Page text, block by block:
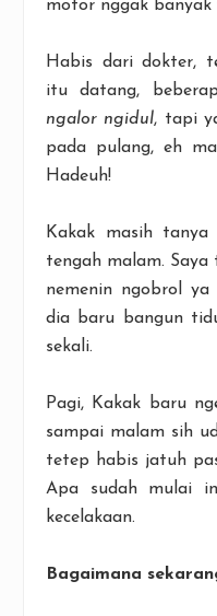
motor nggak banyak
Habis dari dokter,
itu datang,
ngalor ngidul, tapi
pada pulang, eh
Hadeuh!
Kakak masih
tengah malam.
nemenin ngobrol
dia baru bangun
sekali.
Pagi, Kakak baru
sampai malam sih
tetep habis jatuh
Apa sudah mulai
kecelakaan.
Bagaimana